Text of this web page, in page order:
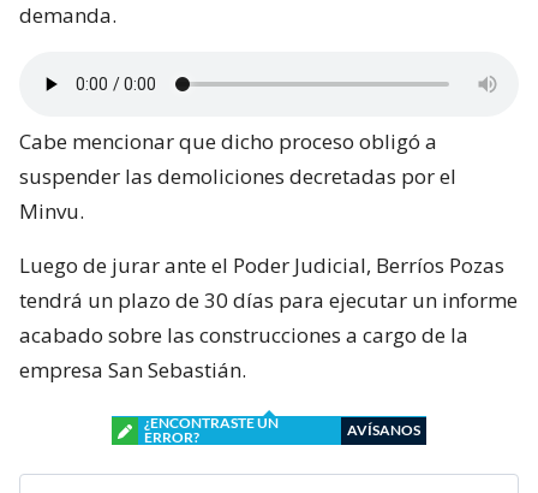
demanda.
Cabe mencionar que dicho proceso obligó a
suspender las demoliciones decretadas por el
Minvu.
Luego de jurar ante el Poder Judicial, Berríos Pozas
tendrá un plazo de 30 días para ejecutar un informe
acabado sobre las construcciones a cargo de la
empresa San Sebastián.
¿ENCONTRASTE UN
ERROR?
AVÍSANOS